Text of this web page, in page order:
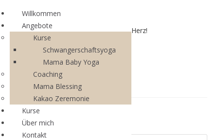
Mama Circle – aus dem Bauch mitten ins Herz!
Schreibe einen Kommentar
Willkommen
Angebote
Kurse
Schwangerschaftsyoga
Mama Baby Yoga
Coaching
Mama Blessing
Kakao Zeremonie
Kurse
Über mich
Kontakt